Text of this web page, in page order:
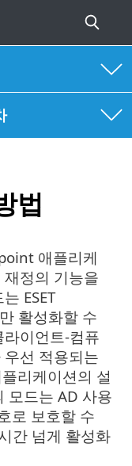
법
애플리케
정의 기능을
ESET
활성화할 수
이언트-컴퓨
선 적용되는
리케이션의 설
모드는 AD 사용
로 보호할 수
간 넘게 활성화